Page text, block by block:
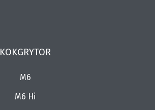
KOKGRYTOR
M6
M6 Hi